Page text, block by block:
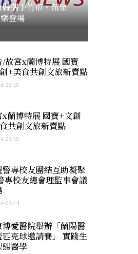
攜手竹市、苗栗
登場
/故宮x蘭博特展 國寶
+美食共創文旅新賣點
03-15
x蘭博特展 國寶+文創
共創文旅新賣點
03-15
警專校友團結互助凝聚
專校友總會理監事會議
03-14
博愛醫院舉辦「蘭陽醫
匹克球邀請賽」 實踐生
態醫學